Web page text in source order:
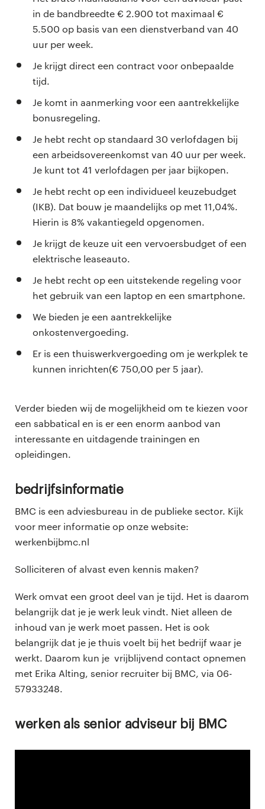
in de bandbreedte € 2.900 tot maximaal €
5.500 op basis van een dienstverband van 40
uur per week.
Je krijgt direct een contract voor onbepaalde
tijd.
Je komt in aanmerking voor een aantrekkelijke
bonusregeling.
Je hebt recht op standaard 30 verlofdagen bij
een arbeidsovereenkomst van 40 uur per week.
Je kunt tot 41 verlofdagen per jaar bijkopen.
Je hebt recht op een individueel keuzebudget
(IKB). Dat bouw je maandelijks op met 11,04%.
Hierin is 8% vakantiegeld opgenomen.
Je krijgt de keuze uit een vervoersbudget of een
elektrische leaseauto.
Je hebt recht op een uitstekende regeling voor
het gebruik van een laptop en een smartphone.
We bieden je een aantrekkelijke
onkostenvergoeding.
Er is een thuiswerkvergoeding om je werkplek te
kunnen inrichten(€ 750,00 per 5 jaar).
Verder bieden wij de mogelijkheid om te kiezen voor
een sabbatical en is er een enorm aanbod van
interessante en uitdagende trainingen en
opleidingen.
Bedrijfsinformatie
BMC is een adviesbureau in de publieke sector. Kijk
voor meer informatie op onze website:
werkenbijbmc.nl
Solliciteren of alvast even kennis maken?
Werk omvat een groot deel van je tijd. Het is daarom
belangrijk dat je je werk leuk vindt. Niet alleen de
inhoud van je werk moet passen. Het is ook
belangrijk dat je je thuis voelt bij het bedrijf waar je
werkt. Daarom kun je vrijblijvend contact opnemen
met Erika Alting, senior recruiter bij BMC, via 06-
57933248.
Werken als senior adviseur bij BMC